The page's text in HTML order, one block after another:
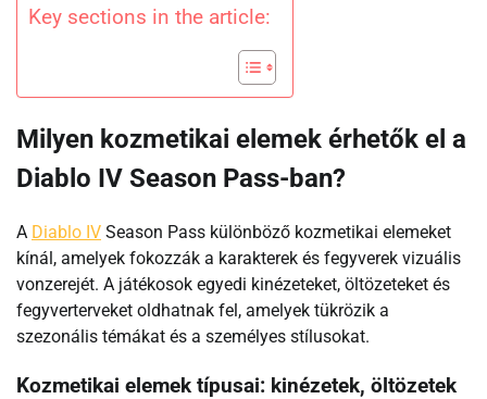
Key sections in the article:
Milyen kozmetikai elemek érhetők el a
Diablo IV Season Pass-ban?
A Diablo IV Season Pass különböző kozmetikai elemeket
kínál, amelyek fokozzák a karakterek és fegyverek vizuális
vonzerejét. A játékosok egyedi kinézeteket, öltözeteket és
fegyverterveket oldhatnak fel, amelyek tükrözik a
szezonális témákat és a személyes stílusokat.
Kozmetikai elemek típusai: kinézetek, öltözetek